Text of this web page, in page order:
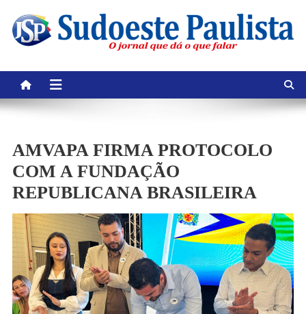
content
AMVAPA FIRMA PROTOCOLO
COM A FUNDAÇÃO
REPUBLICANA BRASILEIRA